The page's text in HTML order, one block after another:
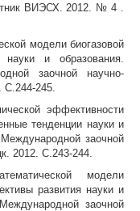
ВИЭСХ. 2012. № 4 .
модели биогазовой
и образования.
заочной научно-
С.244-245.
эффективности
тенденции науки и
заочной
2012. С.243-244.
модели
развития науки и
заочной